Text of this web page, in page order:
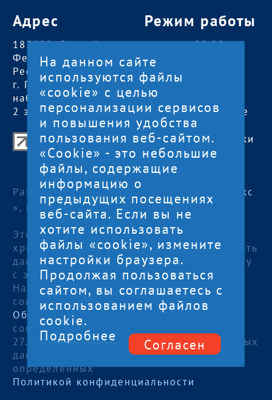
Адрес
185000, Российская
Федерация,
Республика Карелия
г. Петрозаводск,
наб. Гюллинга, 11 /
2 этаж, офис 2
Режим работы
пн — чт:09:00 —
18:00
пт:09:00 — 17:00
обед с 13:00 до
14:00
сб, вс— выходные
Центр поддержки экспорта Республики
Карелия
© 2012—2024
Разработка и поддержка сайта — «
Артлекс
», г. Петрозаводск
Этот сайт использует файлы cookies для
хранения данных. Продолжая использовать
данный сайт, Вы даете согласие на работу
с этими файлами.
Нажимая кнопку «Отправить», я даю
согласие на
Обработку персональных данных
соответствии с Федеральным законом от
27.07.2006 года №152-ФЗ «О персональных
данных», на условиях и для целей,
определенных
Политикой конфиденциальности
На данном сайте
используются файлы
«cookie» с целью
персонализации сервисов
и повышения удобства
пользования веб-сайтом.
«Cookie» - это небольшие
файлы, содержащие
информацию о
предыдущих посещениях
веб-сайта. Если вы не
хотите использовать
файлы «cookie», измените
настройки браузера.
Продолжая пользоваться
сайтом, вы соглашаетесь с
использованием файлов
cookie.
Подробнее
Согласен